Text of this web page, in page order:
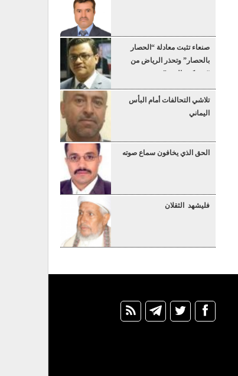
صنعاء تثبت معادلة “الحصار
بالحصار” وتحذر الرياض من
“عسكرة البحر”
تلاشي التحالفات أمام البأس
اليماني
الحق الذي يخافون سماع صوته
فليشهد الثقلان